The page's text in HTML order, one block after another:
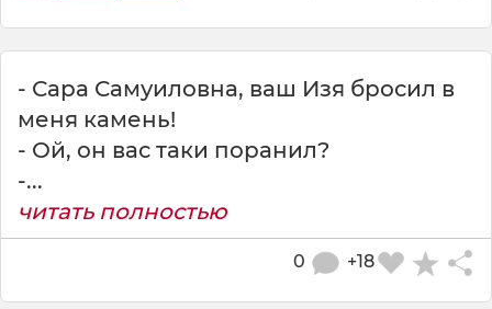
- Сара Самуиловна, ваш Изя бросил в
меня камень!
- Ой, он вас таки поранил?
-...
читать полностью
+18
0